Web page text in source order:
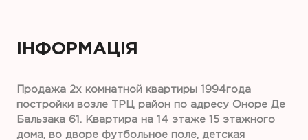
ІНФОРМАЦІЯ
Продажа 2х комнатной квартиры 1994года
постройки возле ТРЦ район по адресу Оноре Де
Бальзака 61. Квартира на 14 этаже 15 этажного
дома, во дворе футбольное поле, детская